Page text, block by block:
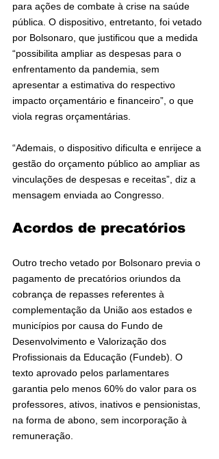
para ações de combate à crise na saúde
pública. O dispositivo, entretanto, foi vetado
por Bolsonaro, que justificou que a medida
“possibilita ampliar as despesas para o
enfrentamento da pandemia, sem
apresentar a estimativa do respectivo
impacto orçamentário e financeiro”, o que
viola regras orçamentárias.
“Ademais, o dispositivo dificulta e enrijece a
gestão do orçamento público ao ampliar as
vinculações de despesas e receitas”, diz a
mensagem enviada ao Congresso.
Acordos de precatórios
Outro trecho vetado por Bolsonaro previa o
pagamento de precatórios oriundos da
cobrança de repasses referentes à
complementação da União aos estados e
municípios por causa do Fundo de
Desenvolvimento e Valorização dos
Profissionais da Educação (Fundeb). O
texto aprovado pelos parlamentares
garantia pelo menos 60% do valor para os
professores, ativos, inativos e pensionistas,
na forma de abono, sem incorporação à
remuneração.